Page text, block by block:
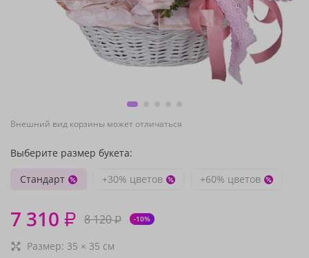
Внешний вид корзины может отличаться
Выберите размер букета:
Стандарт
+30% цветов +60% цветов
7 310 ₽ 8 120₽ -10%
Размер: 35 × 35 см